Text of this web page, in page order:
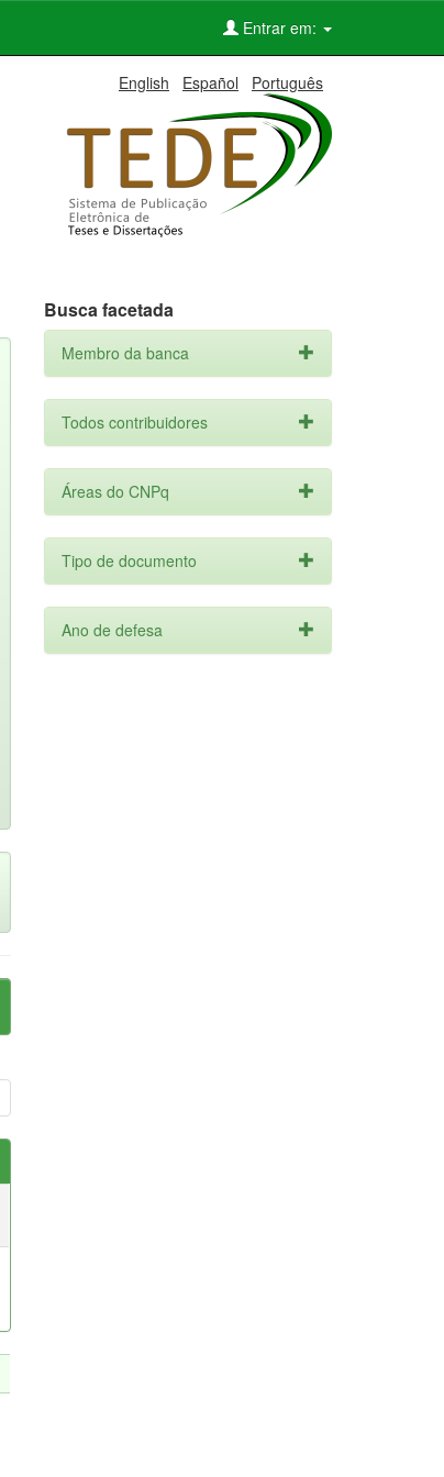
Entrar em:
English Español Português
Busca facetada
Membro da banca
Todos contribuidores
Áreas do CNPq
Tipo de documento
Ano de defesa